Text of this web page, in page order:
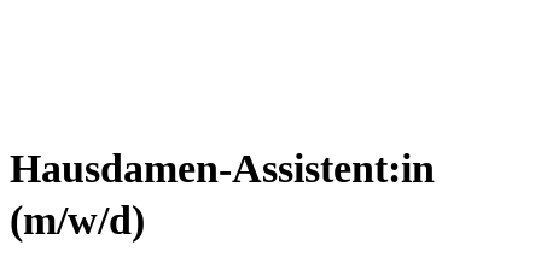
Hausdamen-Assistent:in
(m/w/d)